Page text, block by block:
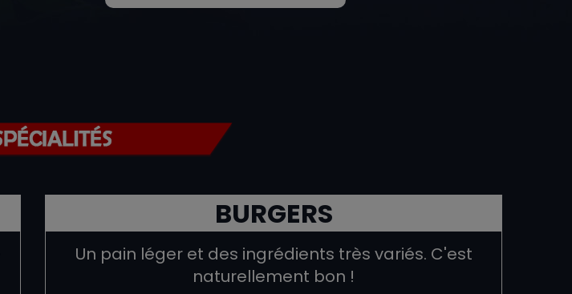
BURGERS
Un pain léger et des ingrédients très variés. C'est
naturellement bon !